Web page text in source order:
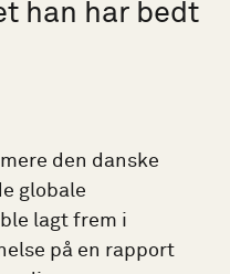
han har bedt
den danske
globale
lagt frem i
på en rapport